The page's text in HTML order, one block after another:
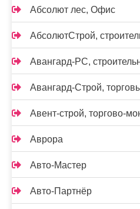
Абсолют лес, Офис
АбсолютСтрой,
Авангард-РС,
Авангард-Строй,
Авент-строй, торгово-
Аврора
Авто-Мастер
Авто-Партнёр